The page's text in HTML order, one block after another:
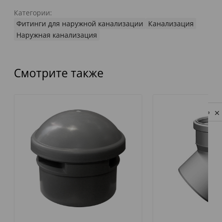
Категории:
Фитинги для наружной канализации
Канализация
Наружная канализация
Смотрите также
Privacy notice